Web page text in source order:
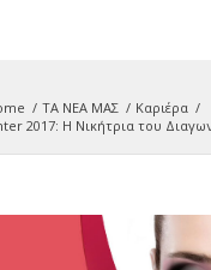
/ ΤΑ ΝΕΑ ΜΑΣ / Καριέρα /
2017: Η Νικήτρια του